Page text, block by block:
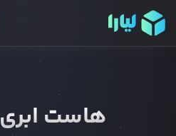
هاست ابری